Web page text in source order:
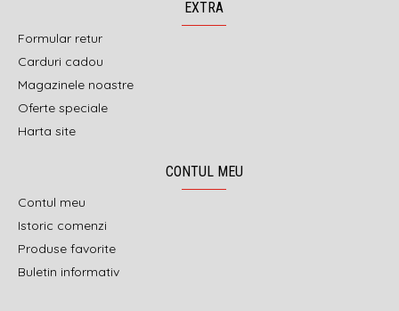
EXTRA
Formular retur
Carduri cadou
Magazinele noastre
Oferte speciale
Harta site
CONTUL MEU
Contul meu
Istoric comenzi
Produse favorite
Buletin informativ